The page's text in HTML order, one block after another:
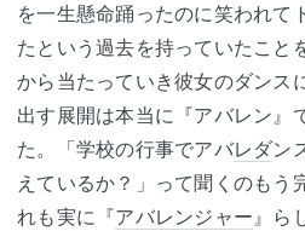
を一生懸命踊ったのに笑われて
たという過去を持っていたこと
から当たっていき彼女のダンス
出す展開は本当に『アバレン』
た。「学校の行事でアバレダン
えているか？」って聞くのもう
れも実に『アバレンジャー』ら